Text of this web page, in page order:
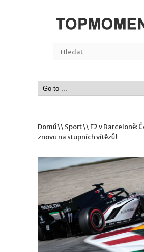
Domů\\ Sport\\ F2 v Barceloně:
znovu na stupních vítězů!